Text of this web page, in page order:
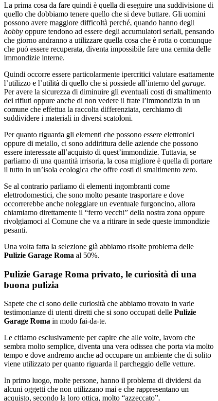
La prima cosa da fare quindi è quella di eseguire una suddivisione di
quello che dobbiamo tenere quello che si deve buttare. Gli uomini
possono avere maggiore difficoltà perché, quando hanno degli
hobby oppure tendono ad essere degli accumulatori seriali, pensando
che giorno andranno a utilizzare quella cosa che è rotta o comunque
che può essere recuperata, diventa impossibile fare una cernita delle
immondizie interne.
Quindi occorre essere particolarmente ipercritici valutare esattamente
l’utilizzo e l’utilità di quello che si possiede all’interno del garage.
Per avere la sicurezza di diminuire gli eventuali costi di smaltimento
dei rifiuti oppure anche di non vedere il frate l’immondizia in un
comune che effettua la raccolta differenziata, cerchiamo di
suddividere i materiali in diversi scatoloni.
Per quanto riguarda gli elementi che possono essere elettronici
oppure di metallo, ci sono addirittura delle aziende che possono
essere interessate all’acquisto di quest’immondizie. Tuttavia, se
parliamo di una quantità irrisoria, la cosa migliore è quella di portare
il tutto in un’isola ecologica che offre costi di smaltimento zero.
Se al contrario parliamo di elementi ingombranti come
elettrodomestici, che sono molto pesante trasportare e dove
occorrerebbe anche noleggiare un eventuale furgoncino, allora
chiamiamo direttamente il “ferro vecchi” della nostra zona oppure
rivolgiamoci al Comune che va a ritirare in sede queste immondizie
pesanti.
Una volta fatta la selezione già abbiamo risolte problema delle
Pulizie Garage Roma al 50%.
Pulizie Garage Roma privato, le curiosità di una
buona pulizia
Sapete che ci sono delle curiosità che abbiamo trovato in varie
testimonianze di utenti diretti che si sono occupati delle Pulizie
Garage Roma in modo fai-da-te.
Le citiamo esclusivamente per capire che alle volte, lavoro che
sembra molto semplice, diventa una vera odissea che porta via molto
tempo e dove andremo anche ad occupare un ambiente che di solito
viene utilizzato per quanto riguarda il parcheggio delle vetture.
In primo luogo, molte persone, hanno il problema di dividersi da
alcuni oggetti che non utilizzano mai e che rappresentano un
acquisto, secondo la loro ottica, molto “azzeccato”.